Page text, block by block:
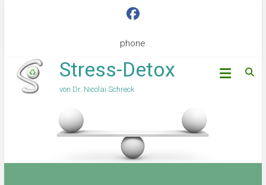
phone
Stress-Detox
von Dr. Nicolai Schreck